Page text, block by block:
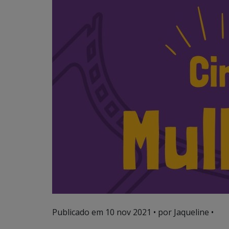
Publicado em 10 nov 2021 • por Jaqueline •